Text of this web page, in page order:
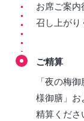
お席ご案
召し上がり
ご精算
「夜の梅
様御膳」お
精算くださ